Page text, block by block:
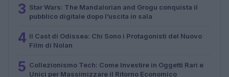
3 Star Wars: The Mandalorian and Grogu conquista il
pubblico digitale dopo l’uscita in sala
4 Il Cast di Odissea: Chi Sono i Protagonisti del Nuovo
Film di Nolan
5 Collezionismo Tech: Come Investire in Oggetti Rari e
Unici per Massimizzare il Ritorno Economico